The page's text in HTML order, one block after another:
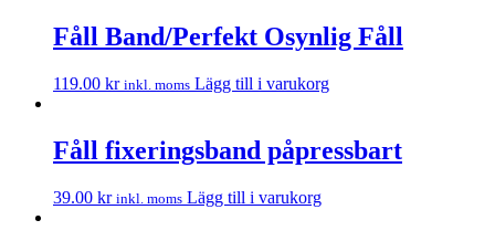
Fåll Band/Perfekt Osynlig Fåll
119.00 kr inkl. moms Lägg till i varukorg
Fåll fixeringsband påpressbart
39.00 kr inkl. moms Lägg till i varukorg